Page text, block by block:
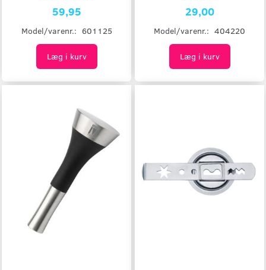
59,95
Model/varenr.: 601125
Læg i kurv
29,00
Model/varenr.: 404220
Læg i kurv